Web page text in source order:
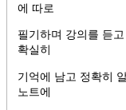
에 따로
필기하며 강의를 듣
확실히
기억에 남고 정확히
노트에